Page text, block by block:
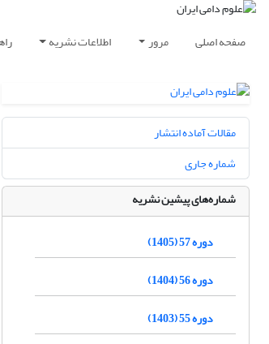
صفحه اصلی مرور اطلاعات نشریه
مقالات آماده انتشار
شماره جاری
شماره‌های پیشین نشریه
دوره 57 (1405)
دوره 56 (1404)
دوره 55 (1403)